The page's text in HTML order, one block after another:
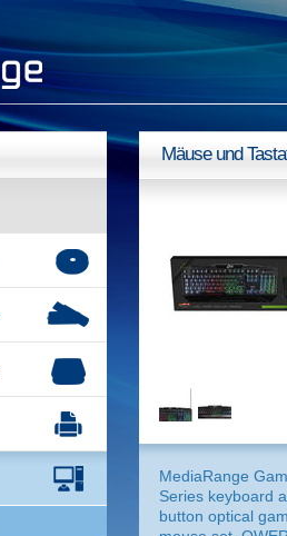
Mäuse und
MediaRange
Series keyboard
button optical